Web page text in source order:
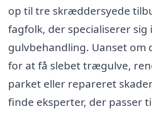
op til tre skræddersyede
fagfolk, der specialiserer sig i
gulvbehandling. Uanset om
for at få slebet trægulve,
parket eller repareret
finde eksperter, der passer